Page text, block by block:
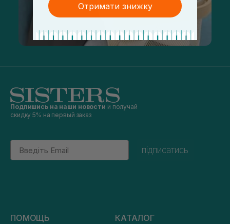
Подпишись на наши новости и получай
скидку 5% на первый заказ
Email
підписатись
ПОМОЩЬ КАТАЛОГ
Отримати знижку